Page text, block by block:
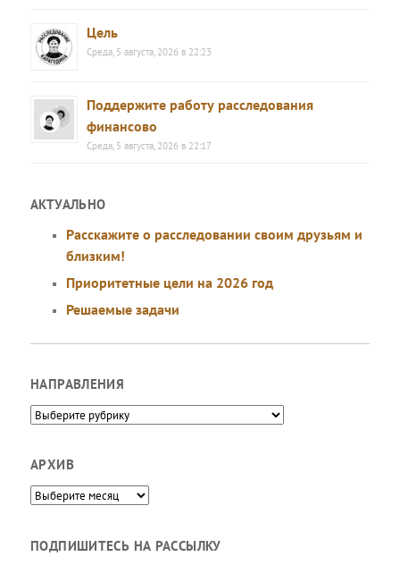
Цель
Среда, 5 августа, 2026 в 22:23
Поддержите работу расследования
финансово
Среда, 5 августа, 2026 в 22:17
АКТУАЛЬНО
Расскажите о расследовании своим друзьям и
близким!
Приоритетные цели на 2026 год
Решаемые задачи
НАПРАВЛЕНИЯ
Направления
АРХИВ
Архив
ПОДПИШИТЕСЬ НА РАССЫЛКУ